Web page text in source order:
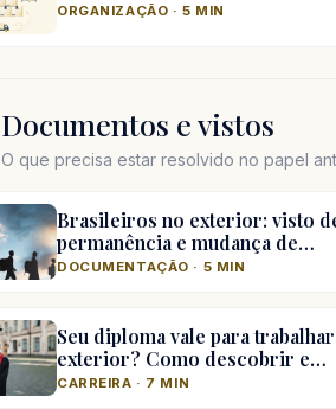
ORGANIZAÇÃO · 5 MIN
Documentos e vistos
O que precisa estar resolvido no papel
Brasileiros no exterior: visto
permanência e mudança de…
DOCUMENTAÇÃO · 5 MIN
Seu diploma vale para
exterior? Como descobrir e…
CARREIRA · 7 MIN